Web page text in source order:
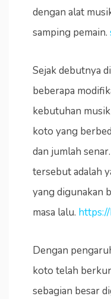
dengan alat
samping pemain.
Sejak debutnya
beberapa
kebutuhan
koto yang
dan jumlah
tersebut adalah
yang digunakan
masa lalu.
Dengan
koto telah
sebagian besar